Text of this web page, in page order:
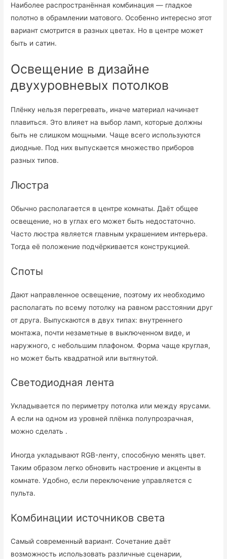
Наиболее распространённая комбинация — гладкое
полотно в обрамлении матового. Особенно интересно этот
вариант смотрится в разных цветах. Но в центре может
быть и сатин.
Освещение в дизайне
двухуровневых потолков
Плёнку нельзя перегревать, иначе материал начинает
плавиться. Это влияет на выбор ламп, которые должны
быть не слишком мощными. Чаще всего используются
диодные. Под них выпускается множество приборов
разных типов.
Люстра
Обычно располагается в центре комнаты. Даёт общее
освещение, но в углах его может быть недостаточно.
Часто люстра является главным украшением интерьера.
Тогда её положение подчёркивается конструкцией.
Споты
Дают направленное освещение, поэтому их необходимо
располагать по всему потолку на равном расстоянии друг
от друга. Выпускаются в двух типах: внутреннего
монтажа, почти незаметные в выключенном виде, и
наружного, с небольшим плафоном. Форма чаще круглая,
но может быть квадратной или вытянутой.
Светодиодная лента
Укладывается по периметру потолка или между ярусами.
А если на одном из уровней плёнка полупрозрачная,
можно сделать .
Иногда укладывают RGB-ленту, способную менять цвет.
Таким образом легко обновить настроение и акценты в
комнате. Удобно, если переключение управляется с
пульта.
Комбинации источников света
Самый современный вариант. Сочетание даёт
возможность использовать различные сценарии,